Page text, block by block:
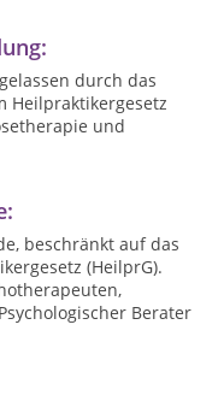
durch das
Heilpraktikergesetz
und
beschränkt auf das
(HeilprG).
Berater